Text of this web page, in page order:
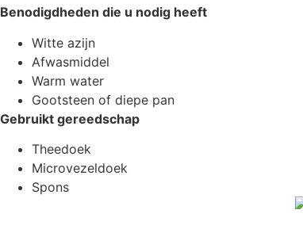
Benodigdheden die u nodig heeft
Witte azijn
Afwasmiddel
Warm water
Gootsteen of diepe pan
Gebruikt gereedschap
Theedoek
Microvezeldoek
Spons